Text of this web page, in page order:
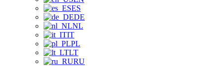
ES
DE
NL
IT
PL
LT
RU